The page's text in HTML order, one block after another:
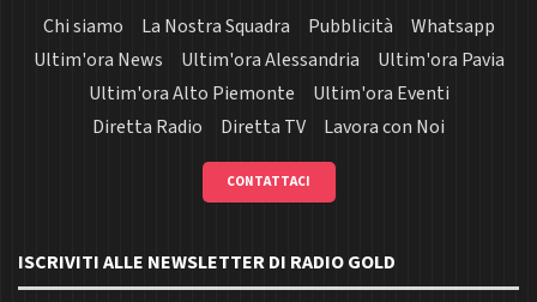
Chi siamo La Nostra Squadra Pubblicità
Whatsapp
Ultim'ora News
Ultim'ora Alessandria
Ultim'ora Pavia
Ultim'ora Alto Piemonte
Ultim'ora Eventi
Diretta Radio
Diretta TV Lavora con Noi
CONTATTACI
ISCRIVITI ALLE NEWSLETTER DI RADIO GOLD